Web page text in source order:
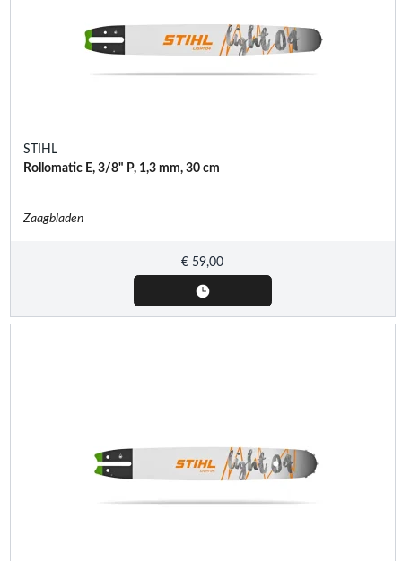
STIHL
Rollomatic E, 3/8" P, 1,3 mm, 30 cm
Zaagbladen
€ 59,00